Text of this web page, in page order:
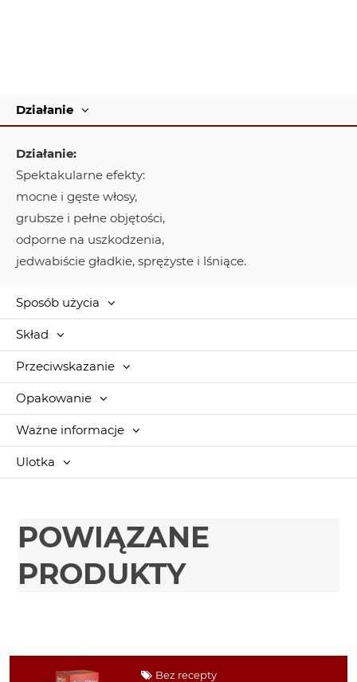
Działanie
Działanie:
Spektakularne efekty:
mocne i gęste włosy,
grubsze i pełne objętości,
odporne na uszkodzenia,
jedwabiście gładkie, sprężyste i lśniące.
Sposób użycia
Skład
Przeciwskazanie
Opakowanie
Ważne informacje
Ulotka
POWIĄZANE
PRODUKTY
Bez recepty